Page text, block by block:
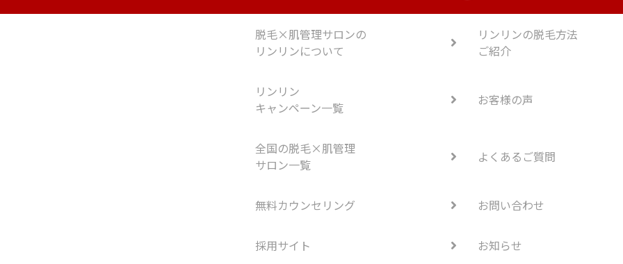
脱毛×肌管理サロンの
リンリンについて
リンリンの脱毛方法
ご紹介
リンリン
キャンペーン一覧
お客様の声
全国の脱毛×肌管理
サロン一覧
よくあるご質問
無料カウンセリング お問い合わせ
採用サイト お知らせ